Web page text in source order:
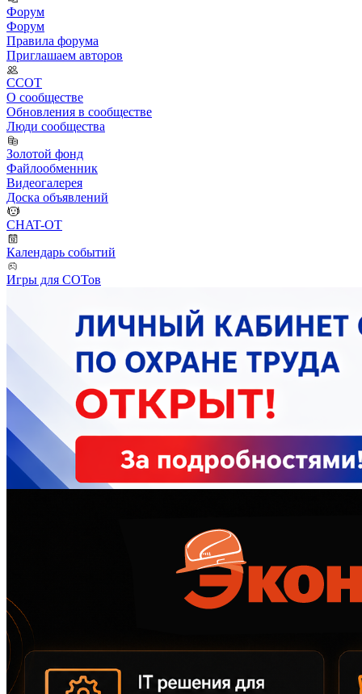
Форум
Форум
Правила форума
Приглашаем авторов
ССОТ
О сообществе
Обновления в сообществе
Люди сообщества
Золотой фонд
Файлообменник
Видеогалерея
Доска объявлений
CHAT-OT
Календарь событий
Игры для СОТов